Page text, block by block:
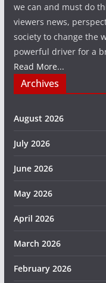
we can and must do
viewers news,
society to change the
powerful driver for a
Read More...
Archives
August 2026
July 2026
June 2026
May 2026
April 2026
March 2026
February 2026